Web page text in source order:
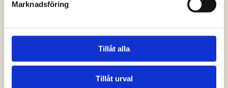
Marknadsföring
Tillåt alla
Tillåt urval
hemsidan?